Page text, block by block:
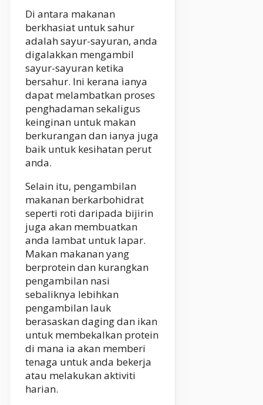
Di antara makanan
berkhasiat untuk sahur
adalah sayur-sayuran, anda
digalakkan mengambil
sayur-sayuran ketika
bersahur. Ini kerana ianya
dapat melambatkan proses
penghadaman sekaligus
keinginan untuk makan
berkurangan dan ianya juga
baik untuk kesihatan perut
anda.
Selain itu, pengambilan
makanan berkarbohidrat
seperti roti daripada bijirin
juga akan membuatkan
anda lambat untuk lapar.
Makan makanan yang
berprotein dan kurangkan
pengambilan nasi
sebaliknya lebihkan
pengambilan lauk
berasaskan daging dan ikan
untuk membekalkan protein
di mana ia akan memberi
tenaga untuk anda bekerja
atau melakukan aktiviti
harian.